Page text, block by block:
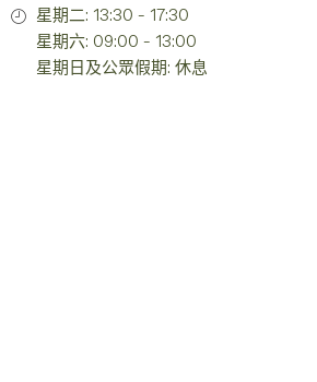
星期二: 13:30 - 17:30
星期六: 09:00 - 13:00
星期日及公眾假期: 休息